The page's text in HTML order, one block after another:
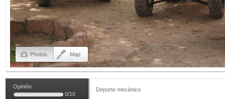
Photos Map
Opinión
0/10
Deporte mecánico